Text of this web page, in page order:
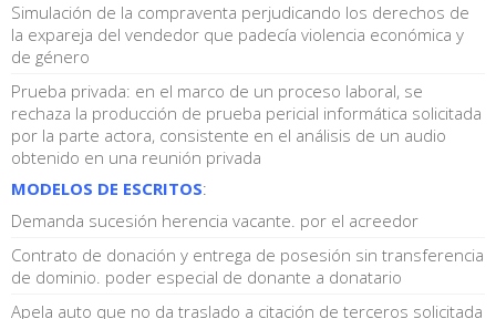
Simulación de la compraventa perjudicando los derechos de
la expareja del vendedor que padecía violencia económica y
de género
Prueba privada: en el marco de un proceso laboral, se
rechaza la producción de prueba pericial informática solicitada
por la parte actora, consistente en el análisis de un audio
obtenido en una reunión privada
MODELOS DE ESCRITOS:
Demanda sucesión herencia vacante. por el acreedor
Contrato de donación y entrega de posesión sin transferencia
de dominio. poder especial de donante a donatario
Apela auto que no da traslado a citación de terceros solicitada